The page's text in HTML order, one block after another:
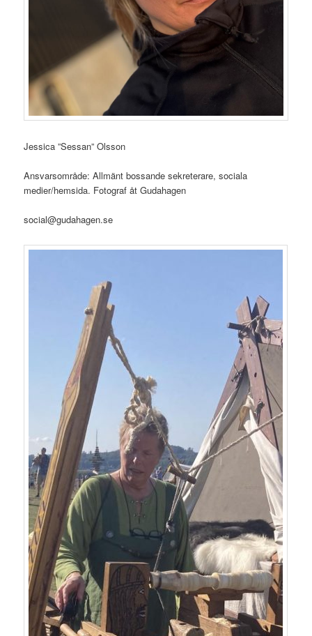
Jessica ”Sessan” Olsson
Ansvarsområde: Allmänt bossande sekreterare, sociala
medier/hemsida. Fotograf åt Gudahagen
social@gudahagen.se